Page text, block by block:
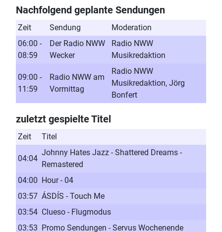
Nachfolgend geplante Sendungen
Zeit Sendung
Moderation
06:00 -
08:59
Der Radio NWW
Wecker
Radio NWW
Musikredaktion
09:00 -
11:59
Radio NWW am
Vormittag
Radio NWW
Musikredaktion, Jörg
Bonfert
zuletzt gespielte Titel
Zeit Titel
04:04
Johnny Hates Jazz - Shattered Dreams -
Remastered
04:00 Hour - 04
03:57 ÁSDÍS - Touch Me
03:54 Clueso - Flugmodus
03:53 Promo Sendungen - Servus Wochenende